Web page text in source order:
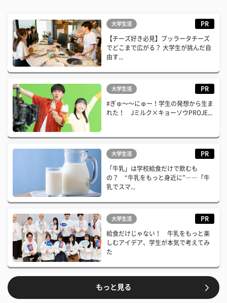
大学生活 PR
【チーズ好き必見】ブッラータチーズ
でどこまで広がる？ 大学生が挑んだ自
由す...
大学生活 PR
#ぎゅ〜〜にゅー！学生の発想から生ま
れた！ Jミルク×キョーソウPROJE...
大学生活 PR
「牛乳」は学校給食だけで飲むも
の？ “牛乳をもっと身近に”――「牛
乳でスマ...
大学生活 PR
給食だけじゃない！ 牛乳をもっと楽
しむアイデア、学生が本気で考えてみ
た
もっと見る